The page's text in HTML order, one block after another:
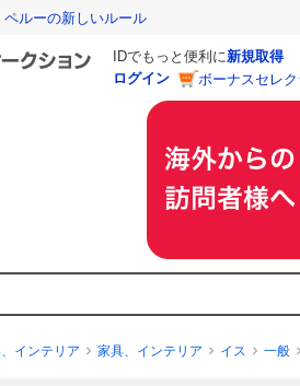
ルーの新しいルール
IDでもっと便利に新規取得
ログイン
ボーナスセレ
インテリア 家具、インテリア イス 一般